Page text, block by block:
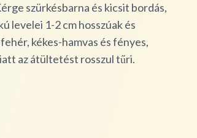
szürkésbarna és kicsit bordás,
levelei 1-2 cm hosszúak és
kékes-hamvas és fényes,
az átültetést rosszul tűri.